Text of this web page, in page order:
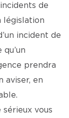
de
législation
incident de
prendra
aviser, en
sérieux vous